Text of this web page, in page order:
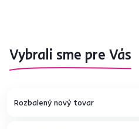
Vybrali sme pre Vás
Rozbalený nový tovar